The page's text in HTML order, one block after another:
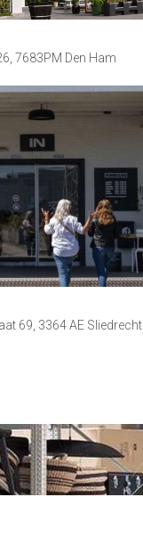
7683PM Den Ham
69, 3364 AE Sliedrecht